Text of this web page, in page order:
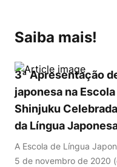
Saiba mais!
3ª Apresentação
japonesa na
Shinjuku
da Língua
A Escola de Língua
5 de novembro de 2020